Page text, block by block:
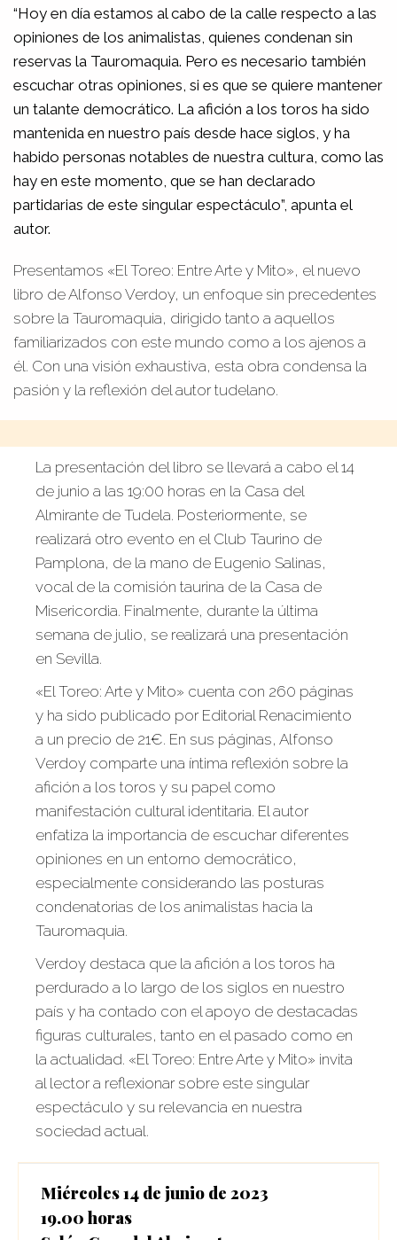
“Hoy en día estamos al cabo de la calle respecto a las
opiniones de los animalistas, quienes condenan sin
reservas la Tauromaquia. Pero es necesario también
escuchar otras opiniones, si es que se quiere mantener
un talante democrático. La afición a los toros ha sido
mantenida en nuestro país desde hace siglos, y ha
habido personas notables de nuestra cultura, como las
hay en este momento, que se han declarado
partidarias de este singular espectáculo”, apunta el
autor.
Presentamos «El Toreo: Entre Arte y Mito», el nuevo
libro de Alfonso Verdoy, un enfoque sin precedentes
sobre la Tauromaquia, dirigido tanto a aquellos
familiarizados con este mundo como a los ajenos a
él. Con una visión exhaustiva, esta obra condensa la
pasión y la reflexión del autor tudelano.
La presentación del libro se llevará a cabo el 14
de junio a las 19:00 horas en la Casa del
Almirante de Tudela. Posteriormente, se
realizará otro evento en el Club Taurino de
Pamplona, de la mano de Eugenio Salinas,
vocal de la comisión taurina de la Casa de
Misericordia. Finalmente, durante la última
semana de julio, se realizará una presentación
en Sevilla.
«El Toreo: Arte y Mito» cuenta con 260 páginas
y ha sido publicado por Editorial Renacimiento
a un precio de 21€. En sus páginas, Alfonso
Verdoy comparte una íntima reflexión sobre la
afición a los toros y su papel como
manifestación cultural identitaria. El autor
enfatiza la importancia de escuchar diferentes
opiniones en un entorno democrático,
especialmente considerando las posturas
condenatorias de los animalistas hacia la
Tauromaquia.
Verdoy destaca que la afición a los toros ha
perdurado a lo largo de los siglos en nuestro
país y ha contado con el apoyo de destacadas
figuras culturales, tanto en el pasado como en
la actualidad. «El Toreo: Entre Arte y Mito» invita
al lector a reflexionar sobre este singular
espectáculo y su relevancia en nuestra
sociedad actual.
Miércoles 14 de junio de 2023
19.00 horas